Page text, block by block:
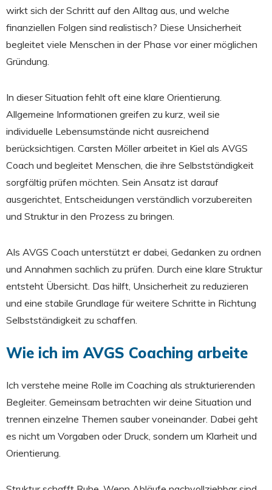
wirkt sich der Schritt auf den Alltag aus, und welche
finanziellen Folgen sind realistisch? Diese Unsicherheit
begleitet viele Menschen in der Phase vor einer möglichen
Gründung.
In dieser Situation fehlt oft eine klare Orientierung.
Allgemeine Informationen greifen zu kurz, weil sie
individuelle Lebensumstände nicht ausreichend
berücksichtigen. Carsten Möller arbeitet in Kiel als AVGS
Coach und begleitet Menschen, die ihre Selbstständigkeit
sorgfältig prüfen möchten. Sein Ansatz ist darauf
ausgerichtet, Entscheidungen verständlich vorzubereiten
und Struktur in den Prozess zu bringen.
Als AVGS Coach unterstützt er dabei, Gedanken zu ordnen
und Annahmen sachlich zu prüfen. Durch eine klare Struktur
entsteht Übersicht. Das hilft, Unsicherheit zu reduzieren
und eine stabile Grundlage für weitere Schritte in Richtung
Selbstständigkeit zu schaffen.
Wie ich im AVGS Coaching arbeite
Ich verstehe meine Rolle im Coaching als strukturierenden
Begleiter. Gemeinsam betrachten wir deine Situation und
trennen einzelne Themen sauber voneinander. Dabei geht
es nicht um Vorgaben oder Druck, sondern um Klarheit und
Orientierung.